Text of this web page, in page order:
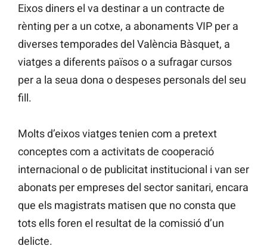
Eixos diners el va destinar a un contracte de
rènting per a un cotxe, a abonaments VIP per a
diverses temporades del València Bàsquet, a
viatges a diferents països o a sufragar cursos
per a la seua dona o despeses personals del seu
fill.
Molts d’eixos viatges tenien com a pretext
conceptes com a activitats de cooperació
internacional o de publicitat institucional i van ser
abonats per empreses del sector sanitari, encara
que els magistrats matisen que no consta que
tots ells foren el resultat de la comissió d’un
delicte.